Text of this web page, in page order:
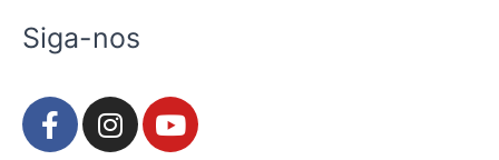
Siga-nos
F
a
I
n
Y
o